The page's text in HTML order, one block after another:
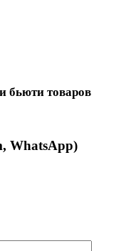
бьюти товаров
WhatsApp)